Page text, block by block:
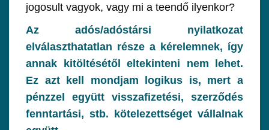
jogosult vagyok, vagy mi a teendő ilyenkor?
Az adós/adóstársi nyilatkozat
elválaszthatatlan része a kérelemnek, így
annak kitöltésétől eltekinteni nem lehet.
Ez azt kell mondjam logikus is, mert a
pénzzel együtt visszafizetési, szerződés
fenntartási, stb. kötelezettséget vállalnak